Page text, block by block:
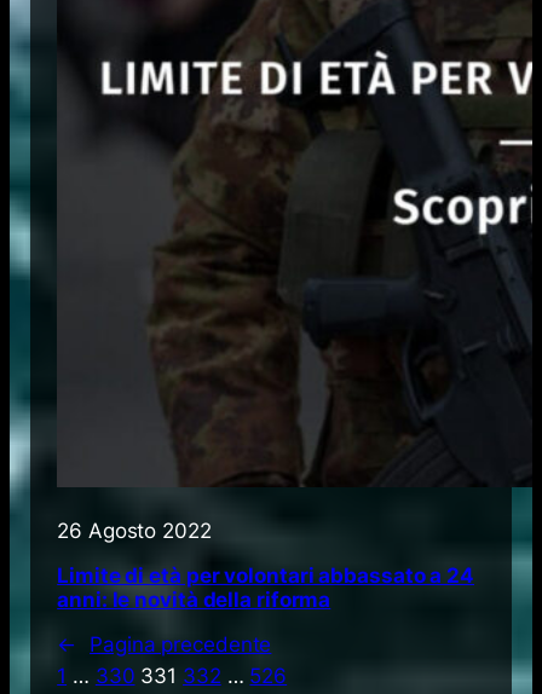
26 Agosto 2022
Limite di età per volontari abbassato a 24
anni: le novità della riforma
←
Pagina precedente
1 … 330 331 332 … 526